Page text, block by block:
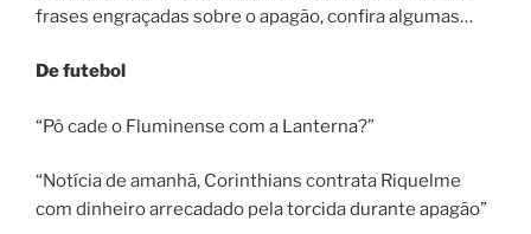
frases engraçadas sobre o apagão, confira algumas…
De futebol
“Pô cade o Fluminense com a Lanterna?”
“Notícia de amanhã, Corinthians contrata Riquelme
com dinheiro arrecadado pela torcida durante apagão”